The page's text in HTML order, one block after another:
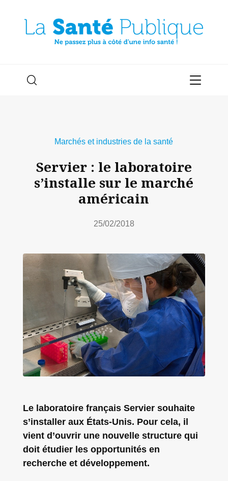
Marchés et industries de la santé
Servier : le laboratoire
s’installe sur le marché
américain
25/02/2018
Le laboratoire français Servier souhaite
s’installer aux États-Unis. Pour cela, il
vient d’ouvrir une nouvelle structure qui
doit étudier les opportunités en
recherche et développement.